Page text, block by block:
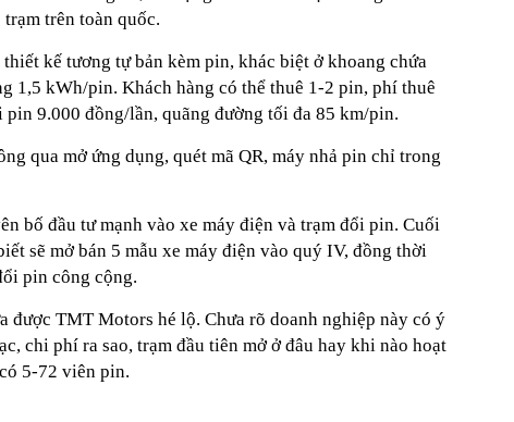
trên toàn quốc.
kế tương tự bản kèm pin, khác biệt ở khoang chứa
1,5 kWh/pin. Khách hàng có thể thuê 1-2 pin, phí thuê
9.000 đồng/lần, quãng đường tối đa 85 km/pin.
qua mở ứng dụng, quét mã QR, máy nhả pin chỉ trong
bố đầu tư mạnh vào xe máy điện và trạm đổi pin. Cuối
sẽ mở bán 5 mẫu xe máy điện vào quý IV, đồng thời
pin công cộng.
được TMT Motors hé lộ. Chưa rõ doanh nghiệp này có ý
chi phí ra sao, trạm đầu tiên mở ở đâu hay khi nào hoạt
5-72 viên pin.